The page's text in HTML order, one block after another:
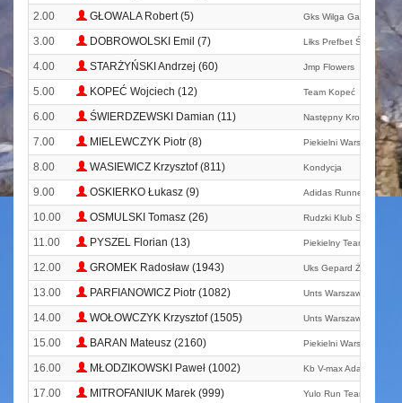
2.00 GŁOWALA Robert (5) Gks Wilga Garwolin
3.00 DOBROWOLSKI Emil (7) Lłks Prefbet Śniadowo
4.00 STARŻYŃSKI Andrzej (60) Jmp Flowers
5.00 KOPEĆ Wojciech (12) Team Kopeć
6.00 ŚWIERDZEWSKI Damian (11) Następny Krok Team
7.00 MIELEWCZYK Piotr (8) Piekielni Warszawa
8.00 WASIEWICZ Krzysztof (811) Kondycja
9.00 OSKIERKO Łukasz (9) Adidas Runners
10.00 OSMULSKI Tomasz (26) Rudzki Klub Sportowy
11.00 PYSZEL Florian (13) Piekielny Team
12.00 GROMEK Radosław (1943) Uks Gepard Żoliborz
13.00 PARFIANOWICZ Piotr (1082) Unts Warszawa
14.00 WOŁOWCZYK Krzysztof (1505) Unts Warszawa
15.00 BARAN Mateusz (2160) Piekielni Warszawa
16.00 MŁODZIKOWSKI Paweł (1002) Kb V-max Adamów
17.00 MITROFANIUK Marek (999) Yulo Run Team Siedlce